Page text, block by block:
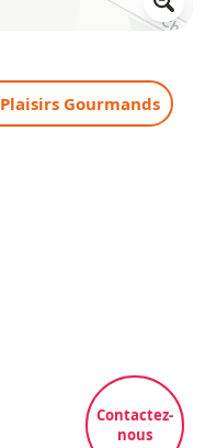
Plaisirs Gourmands
Contactez-
nous